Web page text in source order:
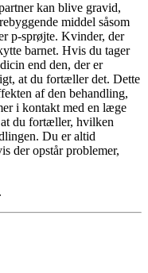
kan blive gravid,
middel såsom
p-sprøjte. Kvinder, der
barnet. Hvis du tager
end den, der er
at du fortæller det. Dette
af den behandling,
i kontakt med en læge
du fortæller, hvilken
Du er altid
der opstår problemer,